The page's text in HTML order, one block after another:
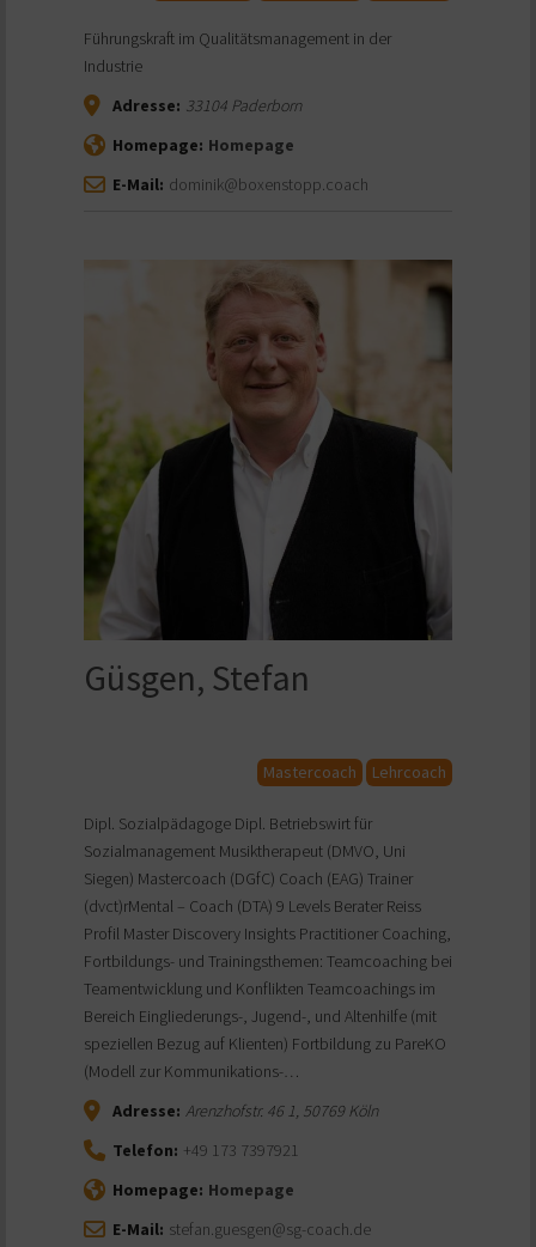
Führungskraft im Qualitätsmanagement in der
Industrie
Adresse: 33104 Paderborn
Homepage: Homepage
E-Mail: dominik@boxenstopp.coach
Güsgen, Stefan
Mastercoach Lehrcoach
Dipl. Sozialpädagoge Dipl. Betriebswirt für
Sozialmanagement Musiktherapeut (DMVO, Uni
Siegen) Mastercoach (DGfC) Coach (EAG) Trainer
(dvct)rMental – Coach (DTA) 9 Levels Berater Reiss
Profil Master Discovery Insights Practitioner Coaching,
Fortbildungs- und Trainingsthemen: Teamcoaching bei
Teamentwicklung und Konflikten Teamcoachings im
Bereich Eingliederungs-, Jugend-, und Altenhilfe (mit
speziellen Bezug auf Klienten) Fortbildung zu PareKO
(Modell zur Kommunikations-…
Adresse: Arenzhofstr. 46 1, 50769Köln
Telefon: +49 173 7397921
Homepage: Homepage
E-Mail: stefan.guesgen@sg-coach.de